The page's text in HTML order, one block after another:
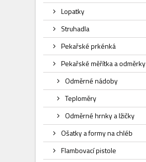
Lopatky
Struhadla
Pekařské prkénká
Pekařské měřítka a odměrky
Odměrné nádoby
Teploměry
Odměrné hrnky a lžičky
Ošatky a formy na chléb
Flambovací pistole